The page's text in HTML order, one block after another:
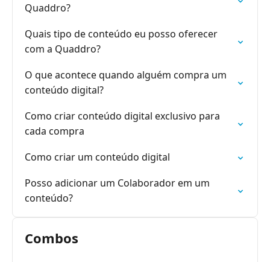
Quaddro?
Quais tipo de conteúdo eu posso oferecer
com a Quaddro?
O que acontece quando alguém compra um
conteúdo digital?
Como criar conteúdo digital exclusivo para
cada compra
Como criar um conteúdo digital
Posso adicionar um Colaborador em um
conteúdo?
Combos